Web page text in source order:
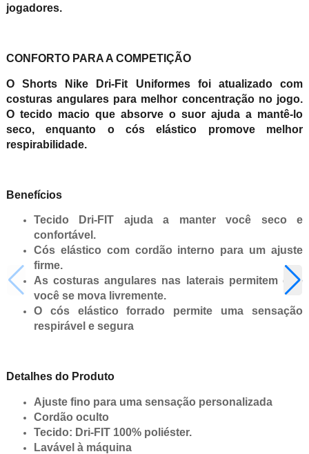
jogadores.
CONFORTO PARA A COMPETIÇÃO
O Shorts Nike Dri-Fit Uniformes foi atualizado com
costuras angulares para melhor concentração no jogo.
O tecido macio que absorve o suor ajuda a mantê-lo
seco, enquanto o cós elástico promove melhor
respirabilidade.
Benefícios
Tecido Dri-FIT ajuda a manter você seco e
confortável.
Cós elástico com cordão interno para um ajuste
firme.
As costuras angulares nas laterais permitem que
você se mova livremente.
O cós elástico forrado permite uma sensação
respirável e segura
Detalhes do Produto
Ajuste fino para uma sensação personalizada
Cordão oculto
Tecido: Dri-FIT 100% poliéster.
Lavável à máquina